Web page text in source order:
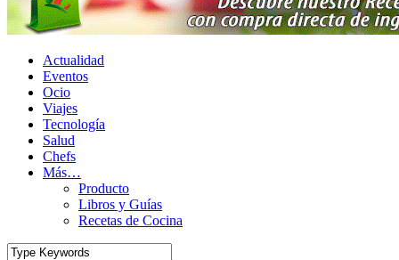
Actualidad
Eventos
Ocio
Viajes
Tecnología
Salud
Chefs
Más…
Producto
Libros y Guías
Recetas de Cocina